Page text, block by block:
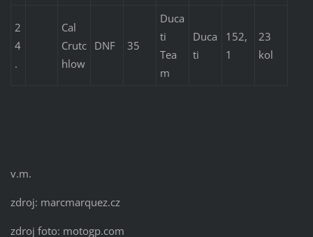
2
4
.
Cal
Crutc
hlow
DNF 35
Duca
ti
Tea
m
Duca
ti
152,
1
23
kol
v.m.
zdroj: marcmarquez.cz
zdroj foto: motogp.com